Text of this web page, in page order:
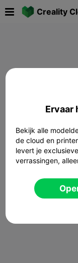
Creality
Ervaar
Bekijk alle
de cloud en
levert je
verrassingen,